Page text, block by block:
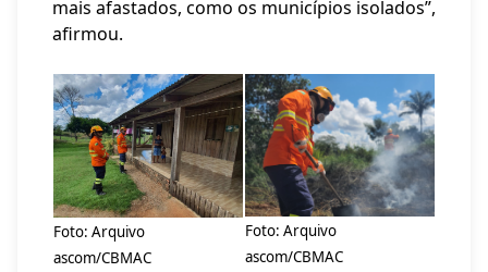
mais afastados, como os municípios isolados”,
afirmou.
Foto: Arquivo
ascom/CBMAC
Foto: Arquivo
ascom/CBMAC